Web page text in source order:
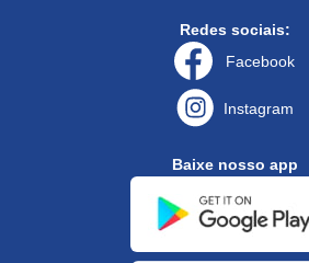
Redes sociais:
Facebook
Instagram
Baixe nosso app